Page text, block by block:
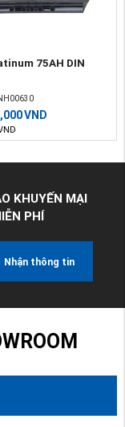
75AH DIN
VND
KHUYẾN MẠI
PHÍ
Nhận thông tin